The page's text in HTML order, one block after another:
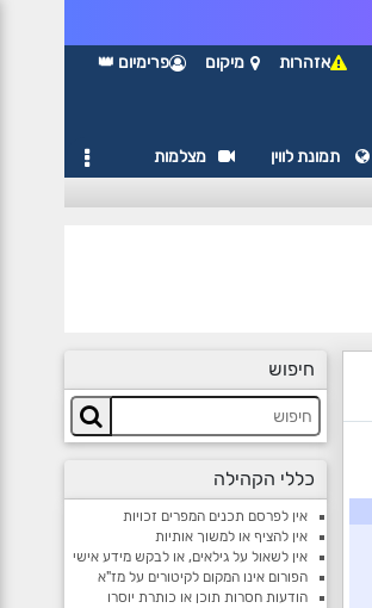
אזהרות מיקום פרימיום 👑
תמונת לווין מצלמות
חיפוש
כללי הקהילה
אין לפרסם תכנים המפרים זכויות
אין להציף או למשוך אותיות
אין לשאול על גילאים, או לבקש מידע אישי
הפורום אינו המקום לקיטורים על מז"א
הודעות חסרות תוכן או כותרת יוסרו